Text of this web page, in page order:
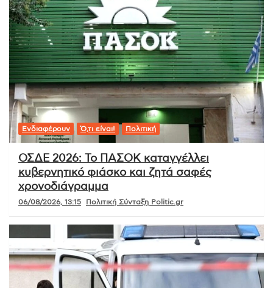
Ενδιαφέρουν Ό,τι είναι! Πολιτική
ΟΣΔΕ 2026: Το ΠΑΣΟΚ καταγγέλλει
κυβερνητικό φιάσκο και ζητά σαφές
χρονοδιάγραμμα
06/08/2026, 13:15 Πολιτική Σύνταξη Politic.gr